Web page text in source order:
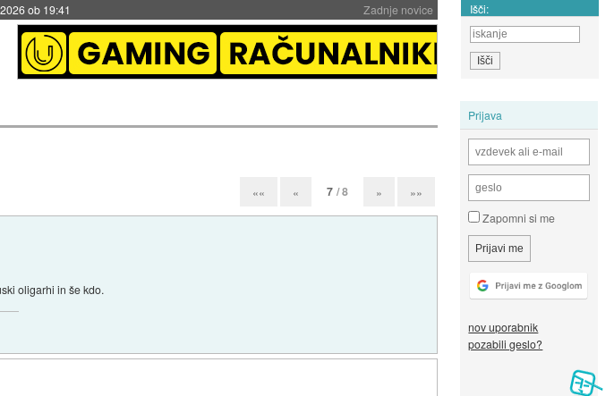
Zadnje novice
19:41 Išči:
Prijava
Zapomni si me
nov uporabnik
pozabili geslo?
«« « 7 / 8 » »»
oligarhi in še kdo.